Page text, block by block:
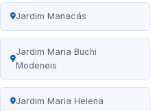
Jardim Manacás
Jardim Maria Buchi
Modeneis
Jardim Maria Helena